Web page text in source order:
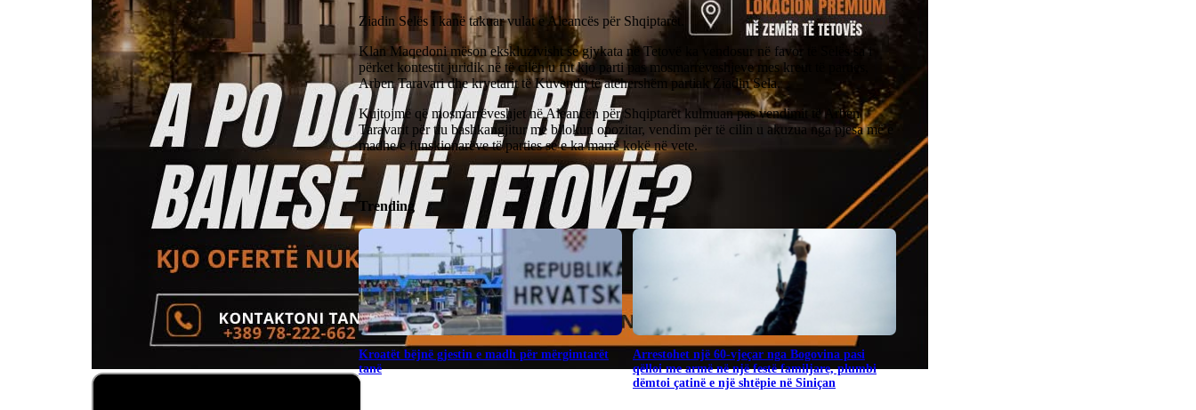
Ziadin Selës i kanë takuar vulat e Aleancës për Shqiptarët.
Klan Maqedoni mëson ekskluzivisht se gjykata në Tetovë ka vendosur në favor të Selës sa i
përket kontestit juridik në të cilën u fut kjo parti pas mosmarrëveshjeve mes kreut të parties,
Arben Taravari dhe kryetarit të Kuvendit të atëhershëm partiak Ziadin Sela.
Kujtojmë që mosmarrëveshjet në Aleancën për Shqiptarët kulmuan pas vendimit të Arben
Taravarit për tiu bashkangjitur me bllokun opozitar, vendim për të cilin u akuzua nga pjesa më e
madhe e funskionarëve të parties se e ka marrë kokë në vete.
Trending
Kroatët bëjnë gjestin e madh për mërgimtarët
tanë
Arrestohet një 60-vjeçar nga Bogovina pasi
qëlloi me armë në një festë familjare, plumbi
dëmtoi çatinë e një shtëpie në Siniçan